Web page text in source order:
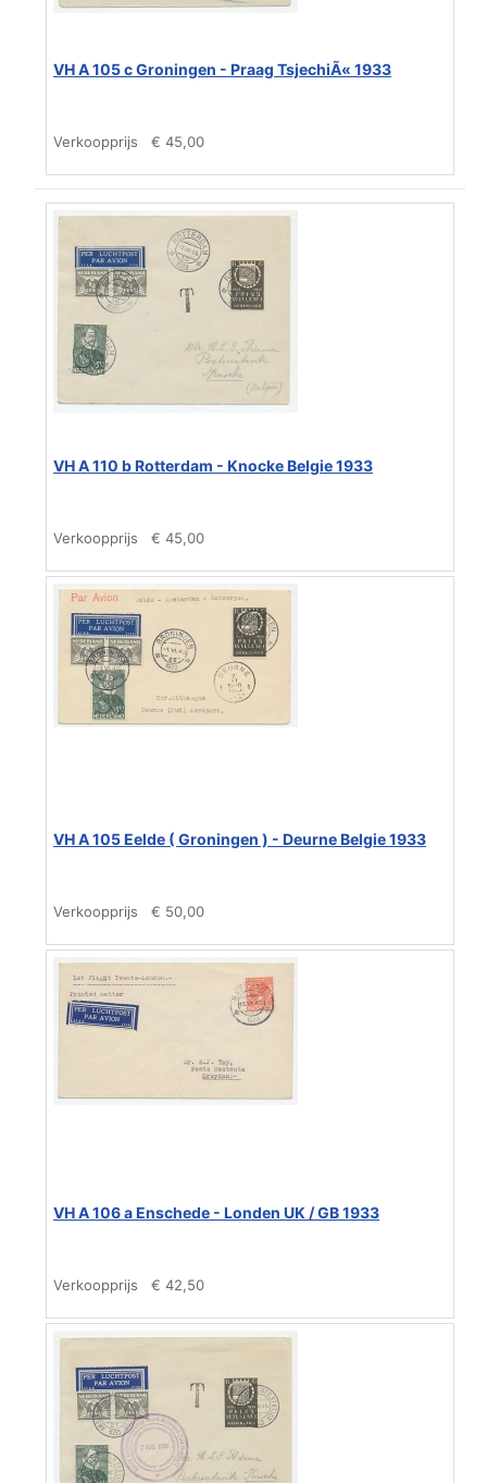
VH A 105 c Groningen - Praag TsjechiÃ« 1933
Verkoopprijs € 45,00
VH A 110 b Rotterdam - Knocke Belgie 1933
Verkoopprijs € 45,00
VH A 105 Eelde ( Groningen ) - Deurne Belgie 1933
Verkoopprijs € 50,00
VH A 106 a Enschede - Londen UK / GB 1933
Verkoopprijs € 42,50